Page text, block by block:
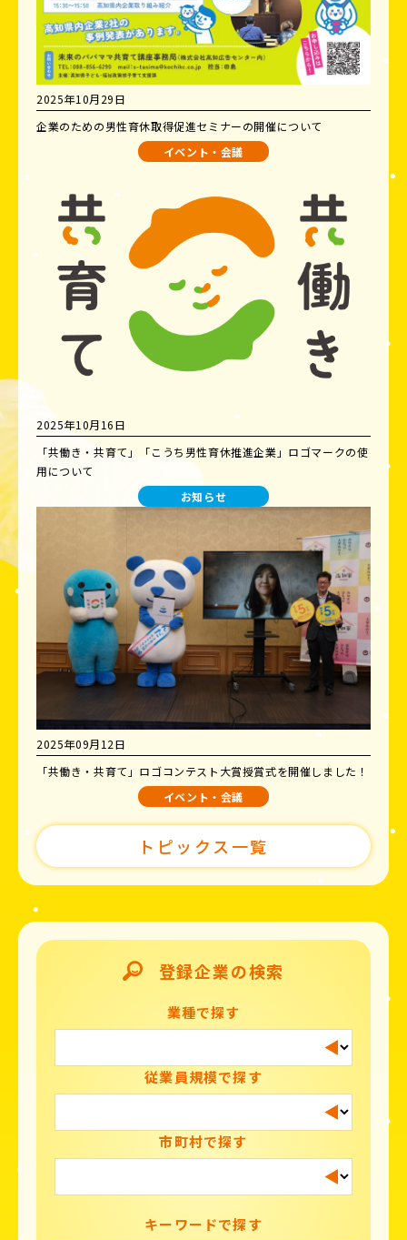
2025年10月29日
企業のための男性育休取得促進セミナーの開催について
イベント・会議
2025年10月16日
「共働き・共育て」「こうち男性育休推進企業」ロゴマークの使
用について
お知らせ
2025年09月12日
「共働き・共育て」ロゴコンテスト大賞授賞式を開催しました！
イベント・会議
トピックス一覧
登録企業の検索
業種で探す
従業員規模で探す
市町村で探す
キーワードで探す